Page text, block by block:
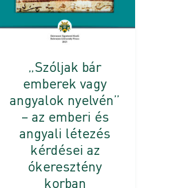
„Szóljak bár
emberek vagy
angyalok nyelvén”
– az emberi és
angyali létezés
kérdései az
ókeresztény
korban